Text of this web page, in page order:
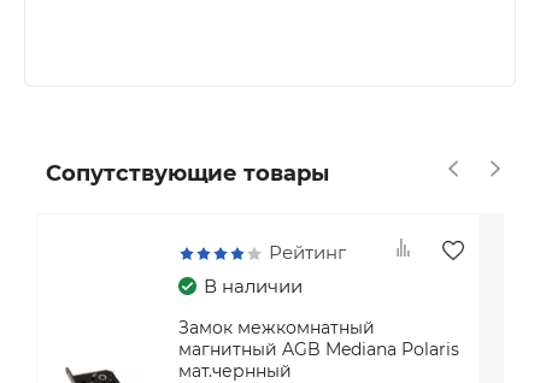
Сопутствующие товары
Рейтинг
В наличии
Замок межкомнатный
магнитный AGB Mediana Polaris
мат.чернный